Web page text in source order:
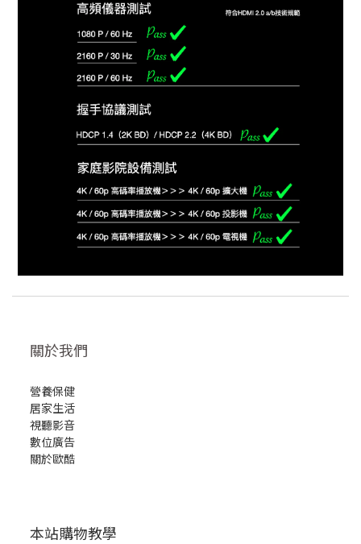
關於我們
營養保健
居家生活
視聽影音
數位廣告
關於歐酷
本站購物教學